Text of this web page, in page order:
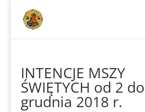
INTENCJE MSZY
ŚWIĘTYCH od 2
grudnia 2018 r.